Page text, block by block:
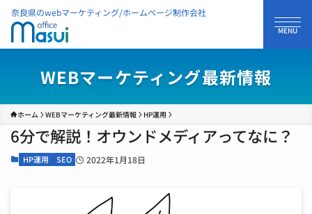
奈良県のwebマーケティング/ホームページ制作会社
WEBマーケティング最新情報
ホーム WEBマーケティング最新情報 HP運用
6分で解説！オウンドメディアってなに？
HP運用 SEO 2022年1月18日